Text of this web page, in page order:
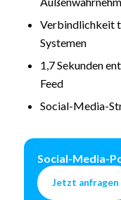
Verbindlichkeit
Systemen
1,7 Sekunden
Feed
Social-Media-
Social-Media-
Jetzt anfragen